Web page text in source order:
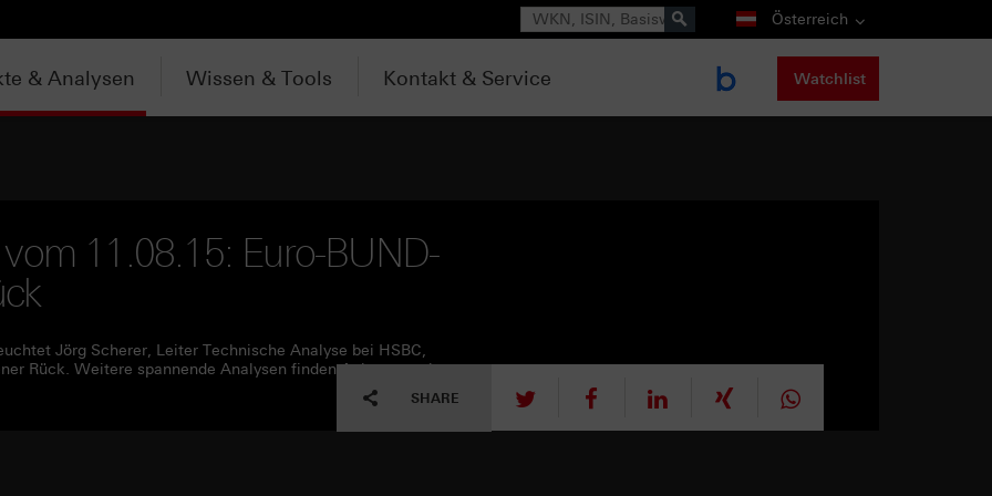
Suche Österreich
& Analysen Wissen & Tools Kontakt & Service Watchlist
11.08.15: Euro-BUND-
Jörg Scherer, Leiter Technische Analyse bei HSBC,
Rück. Weitere spannende Analysen finden Anleger auch
SHARE tweet mitteilen